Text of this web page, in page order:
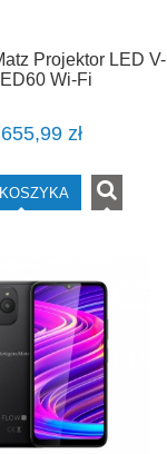
Projektor LED V-
Wi-Fi
655,99 zł